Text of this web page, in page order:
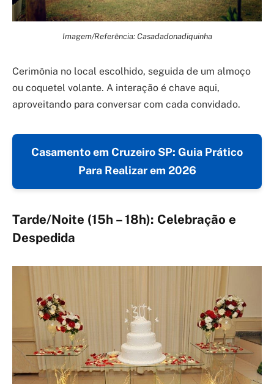
Imagem/Referência: Casadadonadiquinha
Cerimônia no local escolhido, seguida de um almoço
ou coquetel volante. A interação é chave aqui,
aproveitando para conversar com cada convidado.
Casamento em Cruzeiro SP: Guia Prático
Para Realizar em 2026
Tarde/Noite (15h – 18h): Celebração e
Despedida